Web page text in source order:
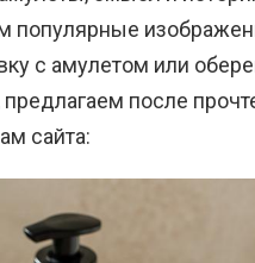
популярные
с амулетом или
после
сайта: